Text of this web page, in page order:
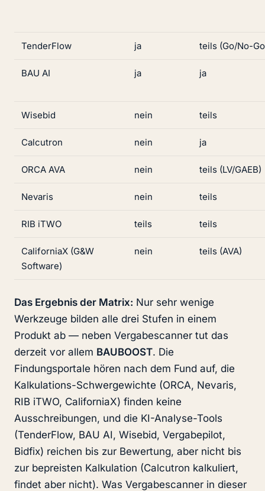
TenderFlow ja teils (Go/No-
BAU AI ja ja
Wisebid nein teils
Calcutron nein ja
ORCA AVA nein teils (LV/GAEB)
Nevaris nein teils
RIB iTWO teils teils
CaliforniaX (G&W
Software)
nein teils (AVA)
Das Ergebnis der Matrix: Nur sehr wenige
Werkzeuge bilden alle drei Stufen in einem
Produkt ab — neben Vergabescanner tut das
derzeit vor allem BAUBOOST. Die
Findungsportale hören nach dem Fund auf, die
Kalkulations-Schwergewichte (ORCA, Nevaris,
RIB iTWO, CaliforniaX) finden keine
Ausschreibungen, und die KI-Analyse-Tools
(TenderFlow, BAU AI, Wisebid, Vergabepilot,
Bidfix) reichen bis zur Bewertung, aber nicht bis
zur bepreisten Kalkulation (Calcutron kalkuliert,
findet aber nicht). Was Vergabescanner in dieser